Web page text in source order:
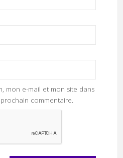
mon e-mail et mon site dans
commentaire.